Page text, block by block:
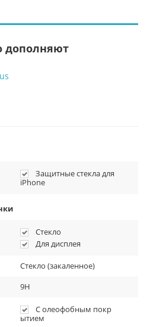
дополняют
Защитные стекла для
iPhone
Стекло
Для дисплея
Стекло (закаленное)
9H
С олеофобным покр
ытием